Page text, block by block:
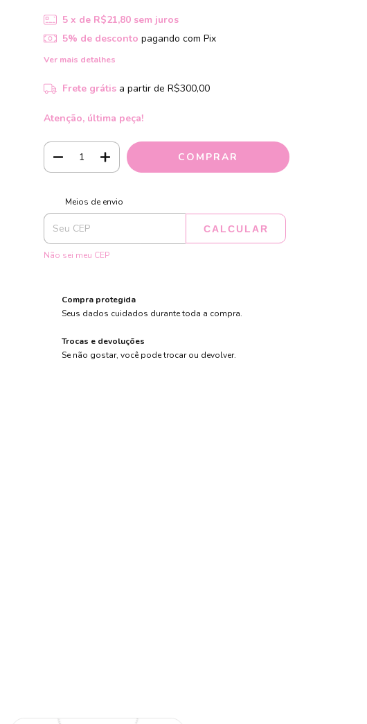
5 x de R$21,80 sem juros
5% de desconto pagando com Pix
Ver mais detalhes
Frete grátis a partir de R$300,00
Atenção, última peça!
Entregas para o CEP:
Meios de envio
CALCULAR
Não sei meu CEP
Compra protegida
Seus dados cuidados durante toda a compra.
Trocas e devoluções
Se não gostar, você pode trocar ou devolver.